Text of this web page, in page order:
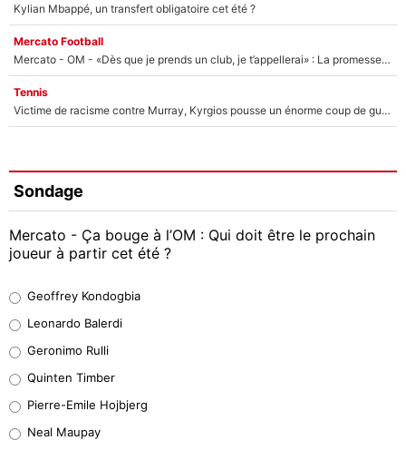
Kylian Mbappé, un transfert obligatoire cet été ?
Mercato Football
Mercato - OM - «Dès que je prends un club, je t’appellerai» : La promesse de Marcelino au moment de claquer la porte
Tennis
Victime de racisme contre Murray, Kyrgios pousse un énorme coup de gueule !
Sondage
Mercato - Ça bouge à l’OM : Qui doit être le prochain
joueur à partir cet été ?
38%
32%
5%
Geoffrey Kondogbia
Leonardo Balerdi
Geronimo Rulli
Quinten Timber
Pierre-Emile Hojbjerg
Neal Maupay